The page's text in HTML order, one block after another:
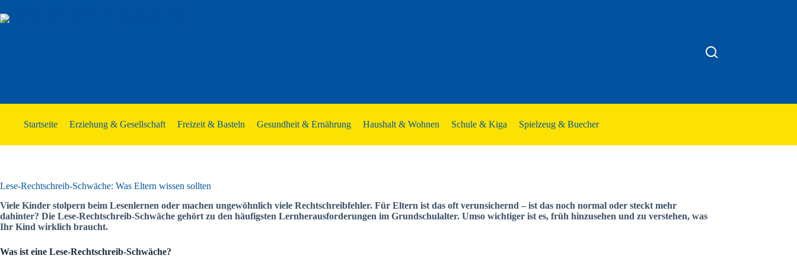
Inhalt
springen
Startseite Erziehung & Gesellschaft Freizeit & Basteln Gesundheit & Ernährung Haushalt & Wohnen Schule & Kiga Spielzeug & Buecher
Lese-Rechtschreib-Schwäche: Was Eltern wissen sollten
Viele Kinder stolpern beim Lesenlernen oder machen ungewöhnlich viele Rechtschreibfehler. Für Eltern ist das oft verunsichernd – ist das noch normal oder steckt mehr
dahinter? Die Lese-Rechtschreib-Schwäche gehört zu den häufigsten Lernherausforderungen im Grundschulalter. Umso wichtiger ist es, früh hinzusehen und zu verstehen, was
Ihr Kind wirklich braucht.
Was ist eine Lese-Rechtschreib-Schwäche?